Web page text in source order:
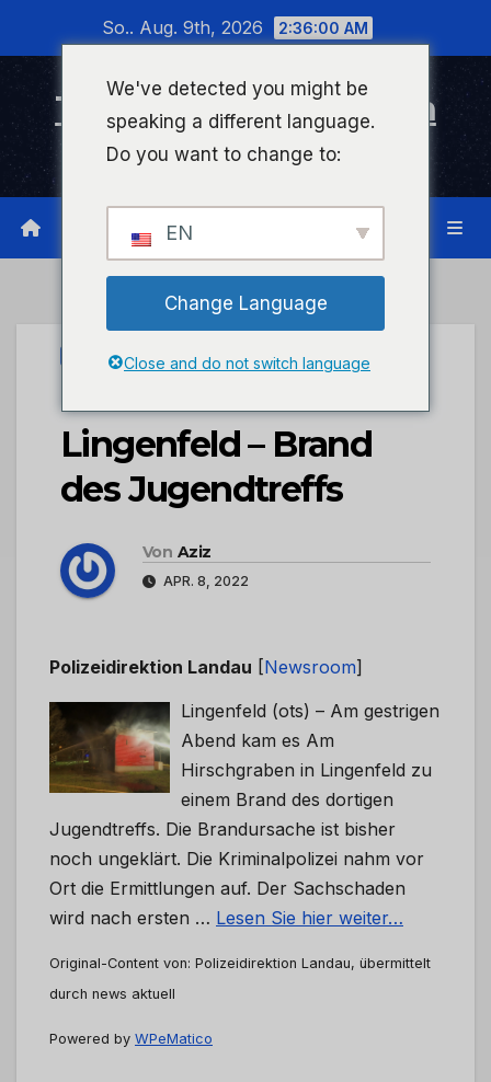
wechseln
So.. Aug. 9th, 2026 2:36:00 AM
Timeline Bad Kreuznach
Infonetzwerk für Bad Kreuznach
UNCATEGORIZED
POL-PDLD:
Lingenfeld – Brand
des Jugendtreffs
Von Aziz
APR. 8, 2022
Polizeidirektion Landau [Newsroom]
Lingenfeld (ots) – Am gestrigen
Abend kam es Am
Hirschgraben in Lingenfeld zu
einem Brand des dortigen
Jugendtreffs. Die Brandursache ist bisher
noch ungeklärt. Die Kriminalpolizei nahm vor
Ort die Ermittlungen auf. Der Sachschaden
wird nach ersten … Lesen Sie hier weiter…
Original-Content von: Polizeidirektion Landau, übermittelt
durch news aktuell
Powered by WPeMatico
We've detected you might be
speaking a different language.
Do you want to change to:
EN
Change Language
Close and do not switch language